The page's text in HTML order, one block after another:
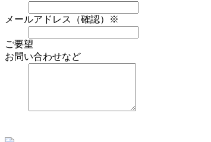
メールアドレス（確認）※
ご要望
お問い合わせなど